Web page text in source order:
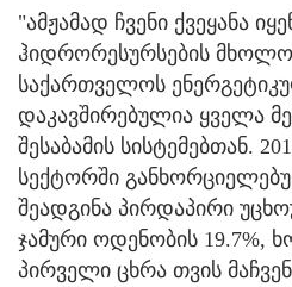
"ამჟამად ჩვენი ქვეყანა
ჰიდრორესურსების
საქართველოს
დაკავშირებულია ყველა
შესაბამის სისტემებთან.
სექტორში
შეადგინა პირდაპირი
ჯამური ოდენობის 19.7%,
პირველი ცხრა თვის